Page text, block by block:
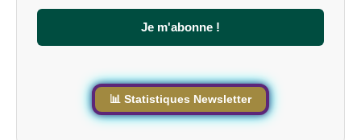
e
Je m'abonne !
📊 Statistiques Newsletter